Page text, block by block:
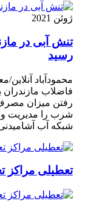
ژوئن 2021
تنش آبی در
رسيد
محمودآباد
فاضلاب مازندران
رفتن میزان
شرب را مدیریت و
شبکه آب
تعطیلی مراکز